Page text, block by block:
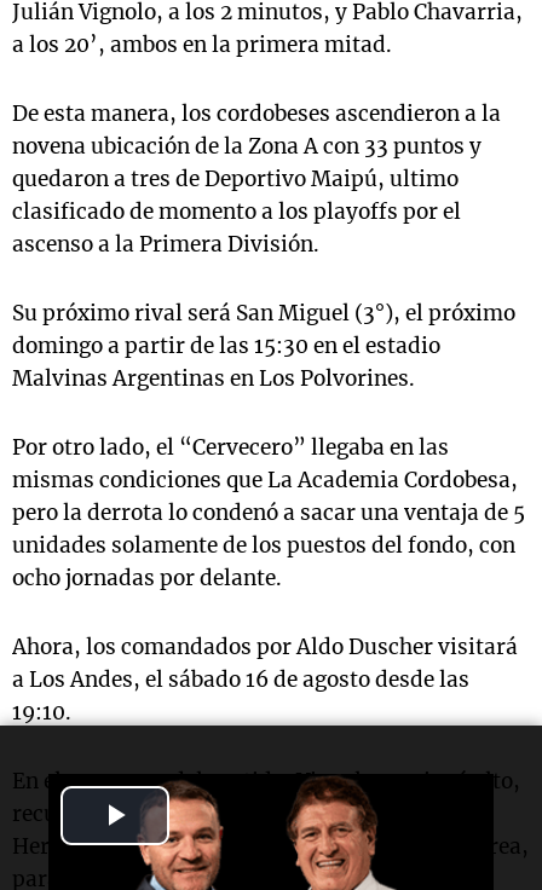
Play
Video
Julián Vignolo, a los 2 minutos, y Pablo Chavarria,
a los 20’, ambos en la primera mitad.
De esta manera, los cordobeses ascendieron a la
novena ubicación de la Zona A con 33 puntos y
quedaron a tres de Deportivo Maipú, ultimo
clasificado de momento a los playoffs por el
ascenso a la Primera División.
Su próximo rival será San Miguel (3°), el próximo
domingo a partir de las 15:30 en el estadio
Malvinas Argentinas en Los Polvorines.
Por otro lado, el “Cervecero” llegaba en las
mismas condiciones que La Academia Cordobesa,
pero la derrota lo condenó a sacar una ventaja de 5
unidades solamente de los puestos del fondo, con
ocho jornadas por delante.
Ahora, los comandados por Aldo Duscher visitará
a Los Andes, el sábado 16 de agosto desde las
19:10.
En el amanecer del partido, Vignolo presionó alto,
recuperó el balón y venció al arquero Lautaro
Herrera, con un derechazo potente dentro del área,
para abrir el marcador. Minutos más tarde,